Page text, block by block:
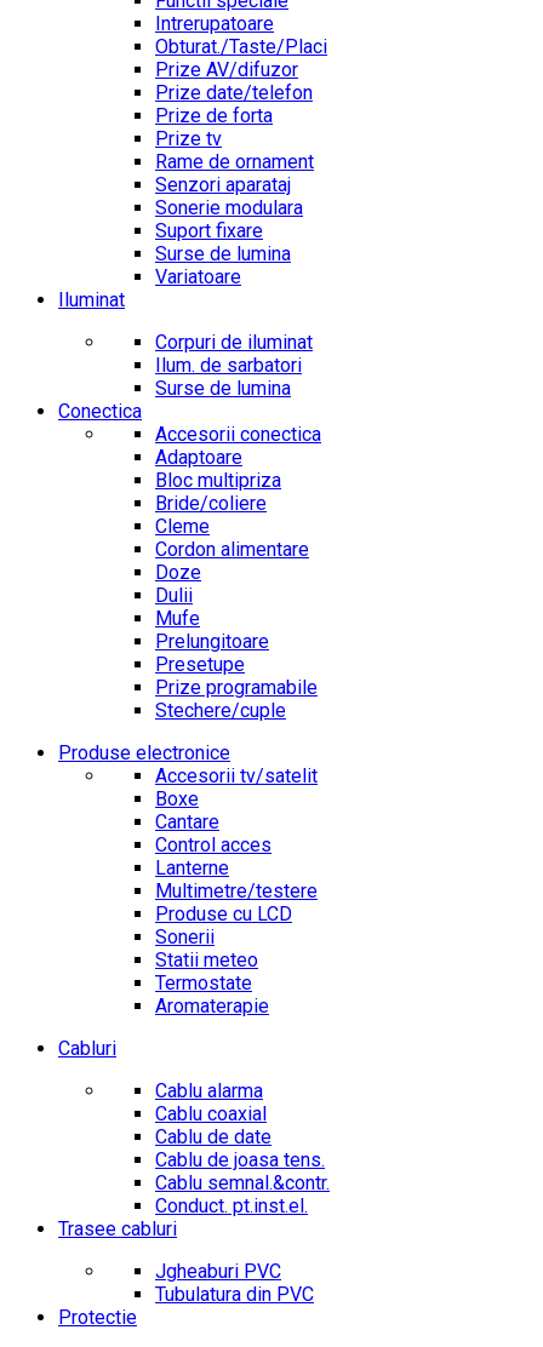
Intrerupatoare
Obturat./Taste/Placi
Prize AV/difuzor
Prize date/telefon
Prize de forta
Prize tv
Rame de ornament
Senzori aparataj
Sonerie modulara
Suport fixare
Surse de lumina
Variatoare
Iluminat
Corpuri de iluminat
Ilum. de sarbatori
Surse de lumina
Conectica
Accesorii conectica
Adaptoare
Bloc multipriza
Bride/coliere
Cleme
Cordon alimentare
Doze
Dulii
Mufe
Prelungitoare
Presetupe
Prize programabile
Stechere/cuple
Produse electronice
Accesorii tv/satelit
Boxe
Cantare
Control acces
Lanterne
Multimetre/testere
Produse cu LCD
Sonerii
Statii meteo
Termostate
Aromaterapie
Cabluri
Cablu alarma
Cablu coaxial
Cablu de date
Cablu de joasa tens.
Cablu semnal.&contr.
Conduct. pt.inst.el.
Trasee cabluri
Jgheaburi PVC
Tubulatura din PVC
Protectie